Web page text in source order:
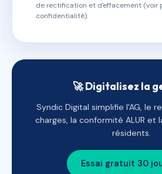
de rectification et d'effacement (voir
confidentialité).
🚀 Digitalisez la
Syndic Digital simplifie l'AG, le
charges, la conformité ALUR et
résidents.
Essai gratuit 30